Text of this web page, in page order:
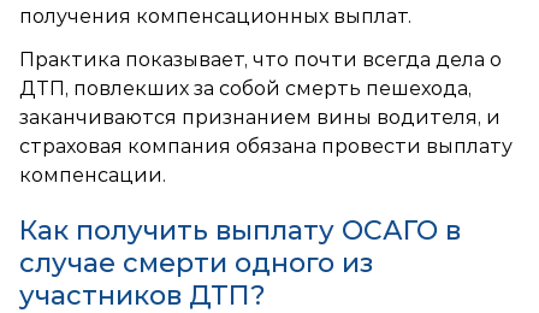
получения компенсационных выплат.
Практика показывает, что почти всегда дела о
ДТП, повлекших за собой смерть пешехода,
заканчиваются признанием вины водителя, и
страховая компания обязана провести выплату
компенсации.
Как получить выплату ОСАГО в
случае смерти одного из
участников ДТП?